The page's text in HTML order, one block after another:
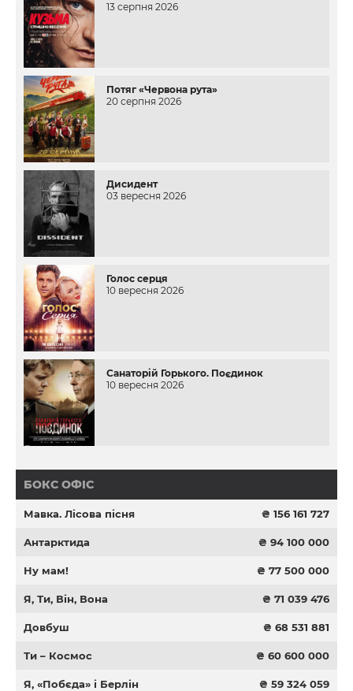
13 серпня 2026
Потяг «Червона рута»
20 серпня 2026
Дисидент
03 вересня 2026
Голос серця
10 вересня 2026
Санаторій Горького. Поєдинок
10 вересня 2026
БОКС ОФІС
Мавка. Лісова пісня ₴ 156 161 727
Антарктида ₴ 94 100 000
Ну мам! ₴ 77 500 000
Я, Ти, Він, Вона ₴ 71 039 476
Довбуш ₴ 68 531 881
Ти – Космос ₴ 60 600 000
Я, «Побєда» і Берлін ₴ 59 324 059